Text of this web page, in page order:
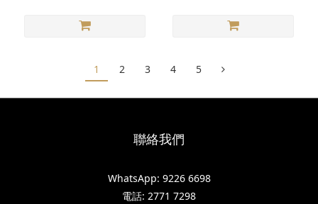
1 2 3 4 5
聯絡我們
WhatsApp: 9226 6698
電話: 2771 7298